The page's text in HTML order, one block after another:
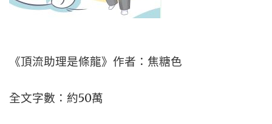
《頂流助理是條龍》作者：焦糖色
全文字數：約50萬